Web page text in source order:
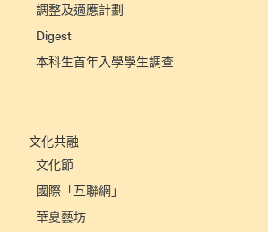
調整及適應計劃
Digest
本科生首年入學學生調查
文化共融
文化節
國際「互聯網」
華夏藝坊